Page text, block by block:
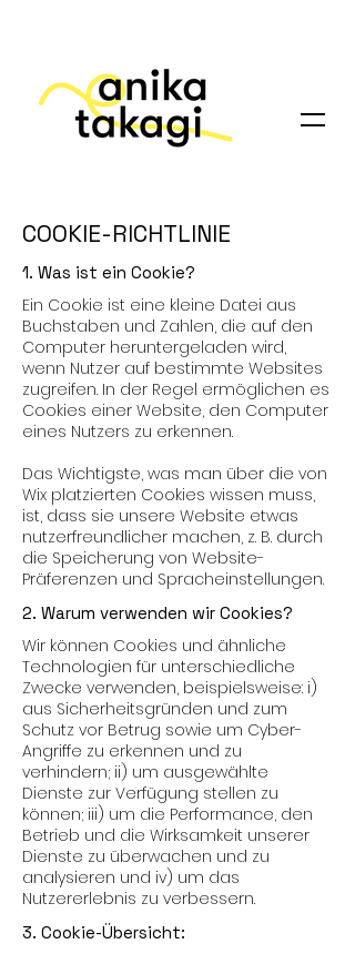
COOKIE-RICHTLINIE
1. Was ist ein Cookie?
Ein Cookie ist eine kleine Datei aus
Buchstaben und Zahlen, die auf den
Computer heruntergeladen wird,
wenn Nutzer auf bestimmte Websites
zugreifen. In der Regel ermöglichen es
Cookies einer Website, den Computer
eines Nutzers zu erkennen.
Das Wichtigste, was man über die von
Wix platzierten Cookies wissen muss,
ist, dass sie unsere Website etwas
nutzerfreundlicher machen, z. B. durch
die Speicherung von Website-
Präferenzen und Spracheinstellungen.
2. Warum verwenden wir Cookies?
Wir können Cookies und ähnliche
Technologien für unterschiedliche
Zwecke verwenden, beispielsweise: i)
aus Sicherheitsgründen und zum
Schutz vor Betrug sowie um Cyber-
Angriffe zu erkennen und zu
verhindern; ii) um ausgewählte
Dienste zur Verfügung stellen zu
können; iii) um die Performance, den
Betrieb und die Wirksamkeit unserer
Dienste zu überwachen und zu
analysieren und iv) um das
Nutzererlebnis zu verbessern.
3. Cookie-Übersicht: